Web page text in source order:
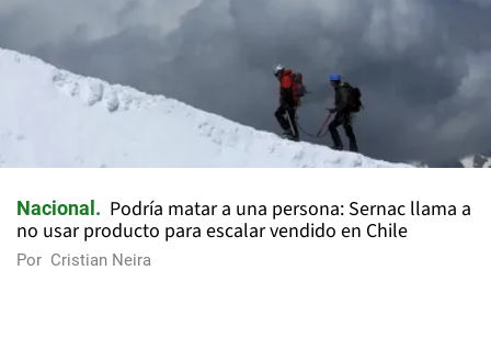
Nacional
Podría matar a una persona: Sernac llama a
no usar producto para escalar vendido en Chile
Por Cristian Neira